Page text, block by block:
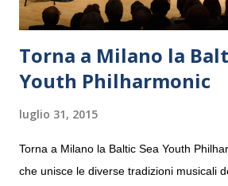
Torna a Milano la
Youth Philharmonic
luglio 31, 2015
Torna a Milano la Baltic Sea Youth
che unisce le diverse tradizioni musicali